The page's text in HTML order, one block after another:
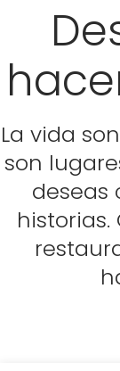
La vida
son
deseas
historias.